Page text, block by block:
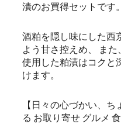
漬のお買得セットです。
酒粕を隠し味にした西
よう甘さ控えめ、 ま
使用した粕漬はコクと
けます。
【日々の心づかい、
る お取り寄せ グルメ